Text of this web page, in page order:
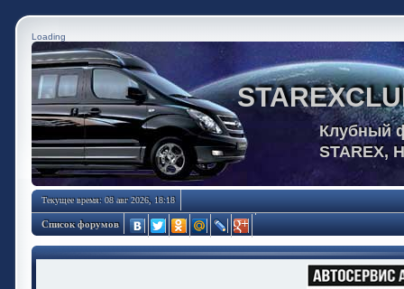
Loading
Клубный
STAREX,
Текущее время: 08 авг 2026, 18:18
Список форумов